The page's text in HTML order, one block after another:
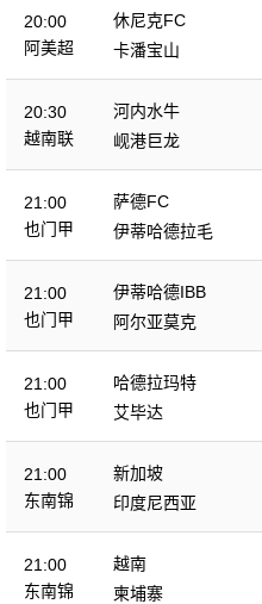
20:00
阿美超
休尼克FC
卡潘宝山
20:30
越南联
河内水牛
岘港巨龙
21:00
也门甲
萨德FC
伊蒂哈德拉毛
21:00
也门甲
伊蒂哈德IBB
阿尔亚莫克
21:00
也门甲
哈德拉玛特
艾毕达
21:00
东南锦
新加坡
印度尼西亚
21:00
东南锦
越南
柬埔寨